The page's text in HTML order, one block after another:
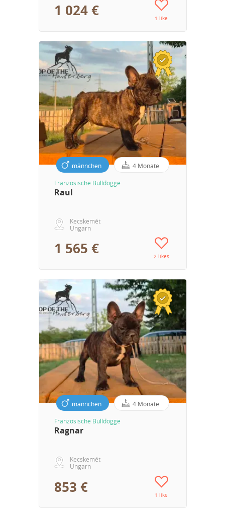
1 024 € 1 like
männchen 4 Monate
Französische Bulldogge
Raul
Kecskemét
Ungarn
1 565 € 2 likes
männchen 4 Monate
Französische Bulldogge
Ragnar
Kecskemét
Ungarn
853 € 1 like